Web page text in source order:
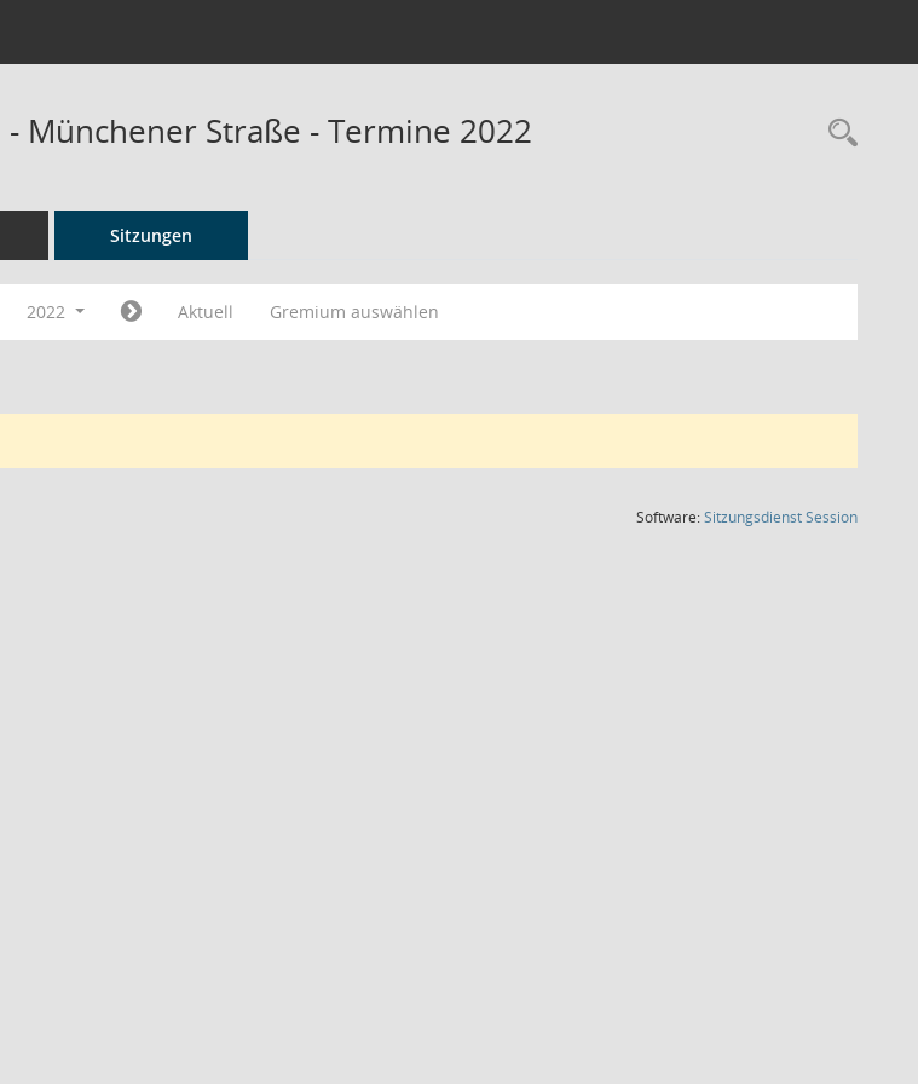
Münchener Straße - Termine 2022
Sitzungen
2022 Aktuell Gremium auswählen
Software:SitzungsdienstSession(Wird in